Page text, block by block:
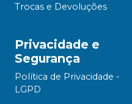
Trocas e Devoluções
Privacidade e
Segurança
Política de Privacidade -
LGPD